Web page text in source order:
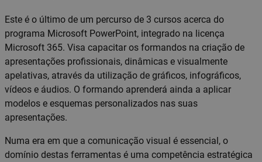
Este é o último de um percurso de 3 cursos acerca do
programa Microsoft PowerPoint, integrado na licença
Microsoft 365. Visa capacitar os formandos na criação de
apresentações profissionais, dinâmicas e visualmente
apelativas, através da utilização de gráficos, infográficos,
vídeos e áudios. O formando aprenderá ainda a aplicar
modelos e esquemas personalizados nas suas
apresentações.
Numa era em que a comunicação visual é essencial, o
domínio destas ferramentas é uma competência estratégica